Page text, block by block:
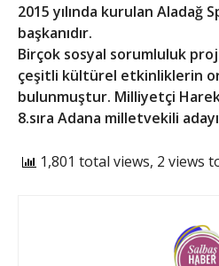
2015 yılında kurulan Aladağ
başkanıdır.
Birçok sosyal sorumluluk
çeşitli kültürel etkinliklerin
bulunmuştur. Milliyetçi
8.sıra Adana milletvekili
1,801 total views, 2 views